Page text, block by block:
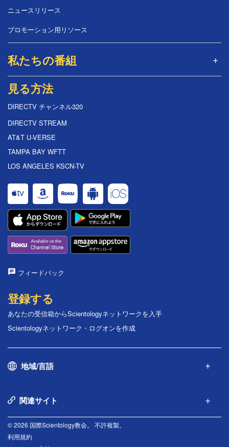
ニュースリリース
プロモーション用リソース
私たちの番組
見る方法
DIRECTV チャンネル320
DIRECTV STREAM
AT&T U-VERSE
TAMPA BAY WFTT
LOS ANGELES KSCN-TV
フィードバック
登録する
あなたの受信箱からScientologyネットワークを入手
Scientologyネットワーク・ログオンを作成
地域/言語
関連サイト
© 2026 国際Scientology教会。 不許複製。
利用規約